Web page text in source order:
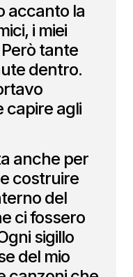
accanto la
i miei
tante
dentro.
capire agli
anche per
costruire
del
ci fossero
sigillo
del mio